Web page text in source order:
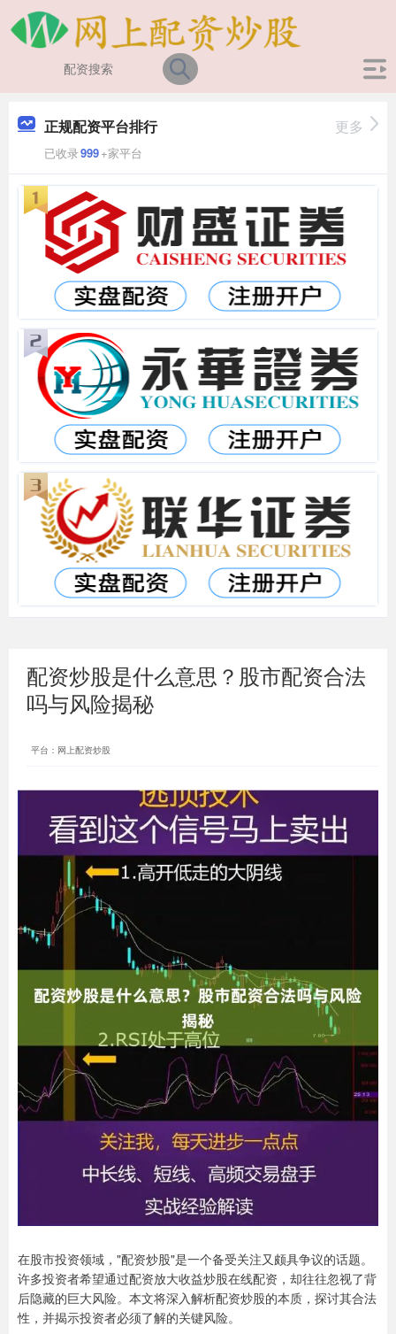
正规配资平台排行
已收录999+家平台
更多
配资炒股是什么意思？股市配资合法
吗与风险揭秘
平台：网上配资炒股
在股市投资领域，"配资炒股"是一个备受关注又颇具争议的话题。
许多投资者希望通过配资放大收益炒股在线配资，却往往忽视了背
后隐藏的巨大风险。本文将深入解析配资炒股的本质，探讨其合法
性，并揭示投资者必须了解的关键风险。